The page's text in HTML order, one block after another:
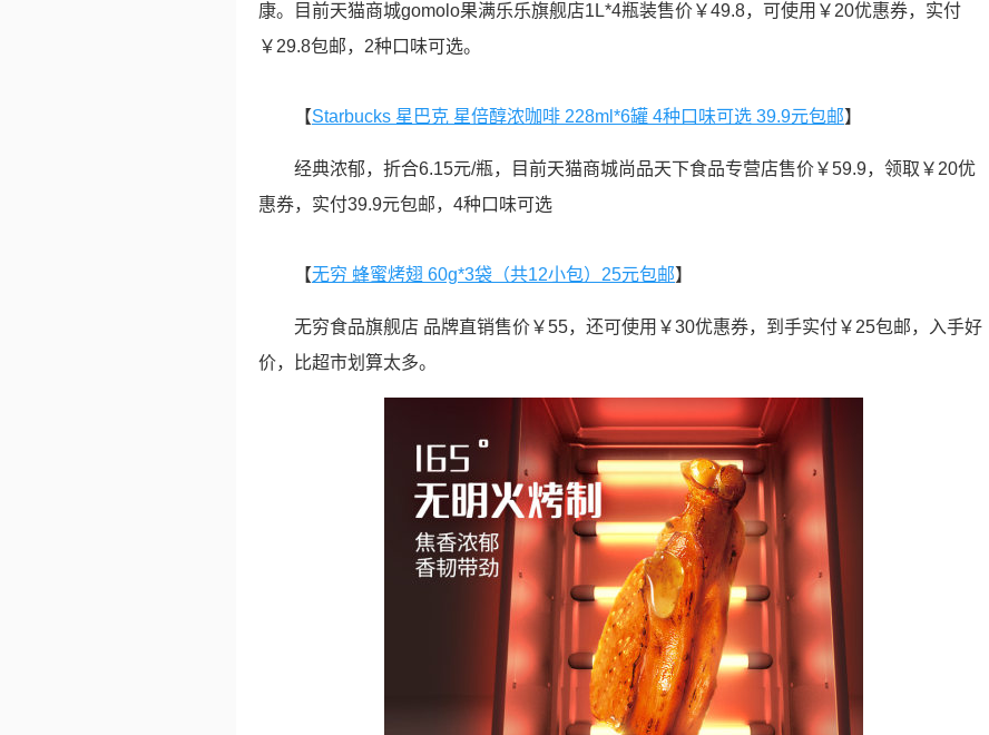
康。目前天猫商城gomolo果满乐乐旗舰店1L*4瓶装售价￥49.8，可使用￥20优惠券，实付
￥29.8包邮，2种口味可选。
【Starbucks 星巴克 星倍醇浓咖啡 228ml*6罐 4种口味可选 39.9元包邮】
经典浓郁，折合6.15元/瓶，目前天猫商城尚品天下食品专营店售价￥59.9，领取￥20优
惠券，实付39.9元包邮，4种口味可选
【无穷 蜂蜜烤翅 60g*3袋（共12小包）25元包邮】
无穷食品旗舰店 品牌直销售价￥55，还可使用￥30优惠券，到手实付￥25包邮，入手好
价，比超市划算太多。